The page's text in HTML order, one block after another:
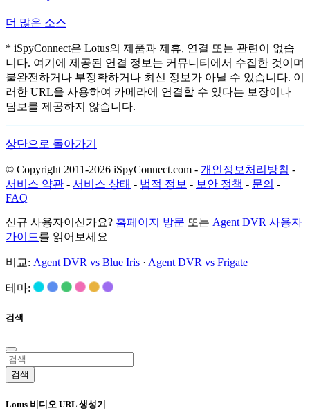
더 많은 소스
* iSpyConnect은 Lotus의 제품과 제휴, 연결 또는 관련이 없습
니다. 여기에 제공된 연결 정보는 커뮤니티에서 수집한 것이며
불완전하거나 부정확하거나 최신 정보가 아닐 수 있습니다. 이
러한 URL을 사용하여 카메라에 연결할 수 있다는 보장이나
담보를 제공하지 않습니다.
상단으로 돌아가기
© Copyright 2011-2026 iSpyConnect.com - 개인정보처리방침 -
서비스 약관 - 서비스 상태 - 법적 정보 - 보안 정책 - 문의 -
FAQ
신규 사용자이신가요? 홈페이지 방문 또는 Agent DVR 사용자
가이드를 읽어보세요
비교: Agent DVR vs Blue Iris · Agent DVR vs Frigate
테마:
검색
검색
Lotus 비디오 URL 생성기